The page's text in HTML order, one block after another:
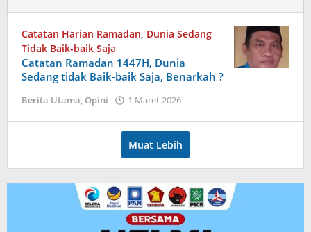
Catatan Harian Ramadan, Dunia Sedang
Tidak Baik-baik Saja
Catatan Ramadan 1447H, Dunia
Sedang tidak Baik-baik Saja, Benarkah ?
Berita Utama, Opini 1 Maret 2026
Muat Lebih